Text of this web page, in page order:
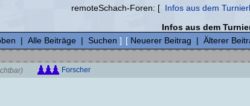
remoteSchach-Foren: [ Infos aus dem
Infos aus dem
| Alle Beiträge | Suchen ] [ Neuerer Beitrag | Älterer
Forscher